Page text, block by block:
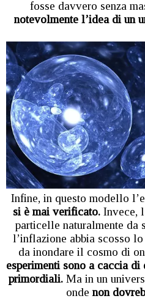
fosse davvero senza
notevolmente l’idea di un
Infine, in questo modello
si è mai verificato. Invece,
particelle naturalmente da
l’inflazione abbia scosso
da inondare il cosmo di
esperimenti sono a caccia
primordiali. Ma in un
onde non